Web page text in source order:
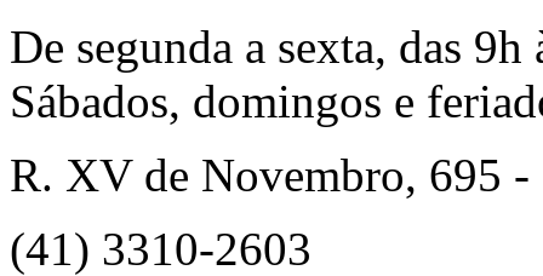
De segunda a sexta, das
Sábados, domingos e
R. XV de Novembro, 695 -
(41) 3310-2603